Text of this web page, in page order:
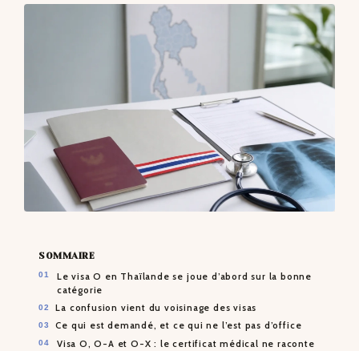
SOMMAIRE
Le visa O en Thaïlande se joue d’abord sur la bonne
catégorie
La confusion vient du voisinage des visas
Ce qui est demandé, et ce qui ne l’est pas d’office
Visa O, O-A et O-X : le certificat médical ne raconte